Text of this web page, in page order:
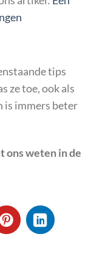
tips
ze toe, ook als
is immers beter
ons weten in de